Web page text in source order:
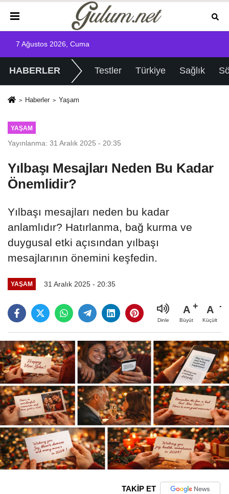
7 Ağustos 2026, Cuma
HABERLER Testler Türkiye Sağlık
Haberler Yaşam
YAŞAM
Yayınlanma: 31 Aralık 2025 - 20:35
Yılbaşı Mesajları Neden Bu Kadar
Önemlidir?
Yılbaşı mesajları neden bu kadar
anlamlıdır? Hatırlanma, bağ kurma ve
duygusal etki açısından yılbaşı
mesajlarının önemini keşfedin.
YAŞAM 31 Aralık 2025 - 20:35
Dinle
A
Büyüt
A
Küçült
TAKİP ET